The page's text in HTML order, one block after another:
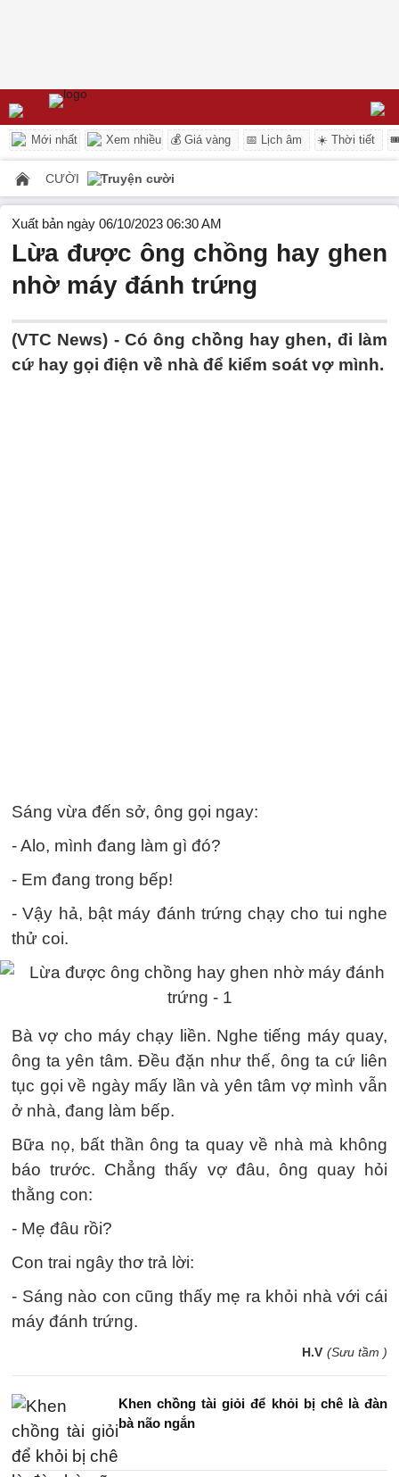
Mới nhất Xem nhiều 💰 Giá vàng 📅 Lịch âm ☀️ Thời tiết
CƯỜI Truyện cười
Xuất bản ngày 06/10/2023 06:30 AM
Lừa được ông chồng hay ghen
nhờ máy đánh trứng
(VTC News) - Có ông chồng hay ghen, đi làm
cứ hay gọi điện về nhà để kiểm soát vợ mình.
Sáng vừa đến sở, ông gọi ngay:
- Alo, mình đang làm gì đó?
- Em đang trong bếp!
- Vậy hả, bật máy đánh trứng chạy cho tui nghe
thử coi.
Bà vợ cho máy chạy liền. Nghe tiếng máy quay,
ông ta yên tâm. Đều đặn như thế, ông ta cứ liên
tục gọi về ngày mấy lần và yên tâm vợ mình vẫn
ở nhà, đang làm bếp.
Bữa nọ, bất thần ông ta quay về nhà mà không
báo trước. Chẳng thấy vợ đâu, ông quay hỏi
thằng con:
- Mẹ đâu rồi?
Con trai ngây thơ trả lời:
- Sáng nào con cũng thấy mẹ ra khỏi nhà với cái
máy đánh trứng.
H.V (Sưu tầm )
Khen chồng tài giỏi để khỏi bị chê là đàn
bà não ngắn